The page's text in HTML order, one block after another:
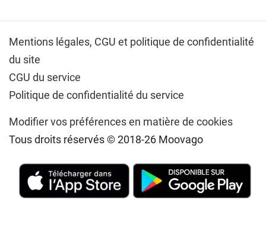
Mentions légales, CGU et politique de confidentialité
du site
CGU du service
Politique de confidentialité du service
Modifier vos préférences en matière de cookies
Tous droits réservés © 2018-26 Moovago